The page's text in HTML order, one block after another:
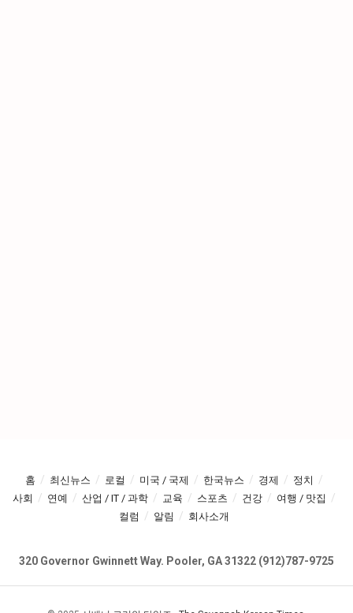
홈 최신뉴스 로컬 미국 / 국제 한국뉴스 경제
정치
사회
연예 산업 / IT / 과학 교육 스포츠 건강
여행 / 맛집
컬럼
알림 회사소개
320 Governor Gwinnett Way. Pooler, GA 31322 (912)787-9725